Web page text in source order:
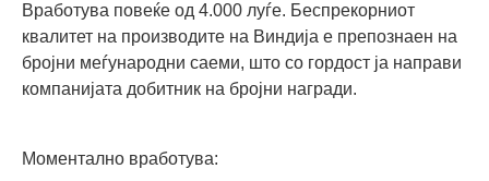
Вработува повеќе од 4.000 луѓе. Беспрекорниот
квалитет на производите на Виндија е препознаен на
бројни меѓународни саеми, што со гордост ја направи
компанијата добитник на бројни награди.
Моментално вработува: